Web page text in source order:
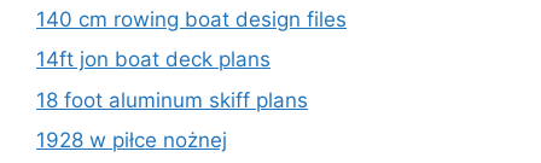
140 cm rowing boat design files
14ft jon boat deck plans
18 foot aluminum skiff plans
1928 w piłce nożnej